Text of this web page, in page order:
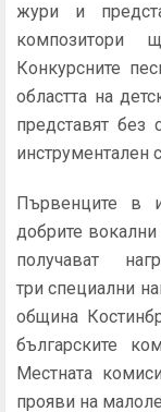
жури и
композитори
Конкурсните
областта на
представят без
инструментален
Първенците в
добрите
получават
три специални
община
българските
Местната
прояви на